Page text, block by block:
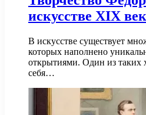
искусстве XIX
В искусстве существует
которых наполнено
открытиями. Один из таких
себя…